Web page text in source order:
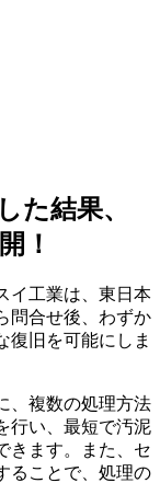
た結果、
！
イ工業は、東日本
問合せ後、わずか
復旧を可能にしま
、複数の処理方法
行い、最短で汚泥
きます。また、セ
ることで、処理の